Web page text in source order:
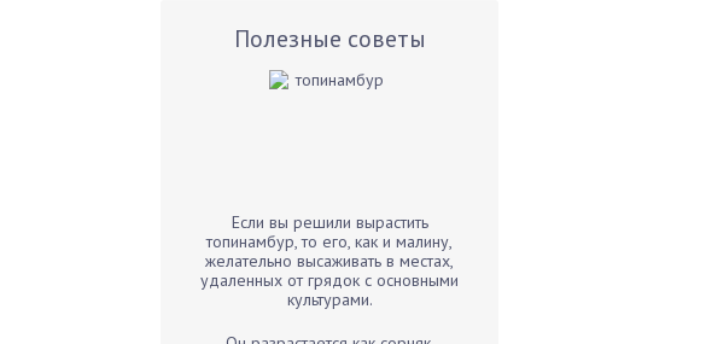
Базилик
Бархатцы
Бегония
Бирючина
Полезные советы
Если вы решили вырастить
топинамбур, то его, как и малину,
желательно высаживать в местах,
удаленных от грядок с основными
культурами.